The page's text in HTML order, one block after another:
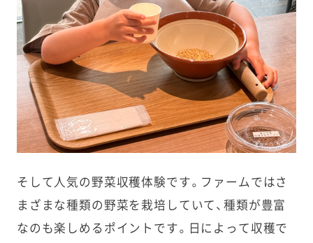
そして人気の野菜収穫体験です。ファームではさ
まざまな種類の野菜を栽培していて、種類が豊富
なのも楽しめるポイントです。日によって収穫で